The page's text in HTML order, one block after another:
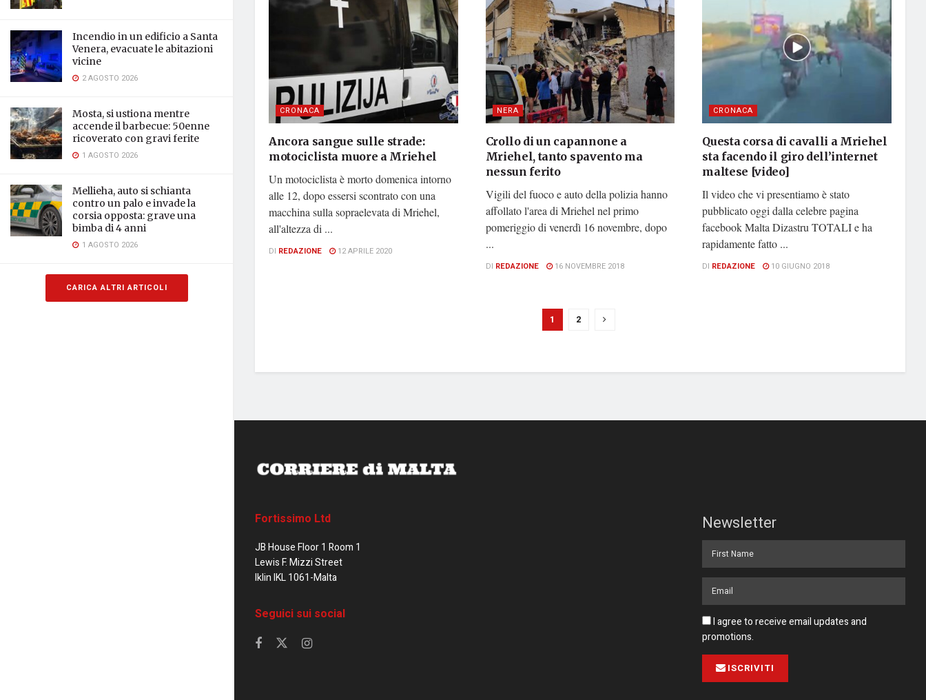
Incendio in un edificio a Santa
Venera, evacuate le abitazioni
vicine
2 AGOSTO 2026
Mosta, si ustiona mentre
accende il barbecue: 50enne
ricoverato con gravi ferite
1 AGOSTO 2026
Mellieha, auto si schianta
contro un palo e invade la
corsia opposta: grave una
bimba di 4 anni
1 AGOSTO 2026
CARICA ALTRI ARTICOLI
CRONACA
Ancora sangue sulle strade:
motociclista muore a Mriehel
Un motociclista è morto domenica intorno
alle 12, dopo essersi scontrato con una
macchina sulla sopraelevata di Mriehel,
all'altezza di ...
DI REDAZIONE 12 APRILE 2020
NERA
Crollo di un capannone a
Mriehel, tanto spavento ma
nessun ferito
Vigili del fuoco e auto della polizia hanno
affollato l'area di Mriehel nel primo
pomeriggio di venerdì 16 novembre, dopo
...
DI REDAZIONE 16 NOVEMBRE 2018
CRONACA
Questa corsa di cavalli a Mriehel
sta facendo il giro dell’internet
maltese [video]
Il video che vi presentiamo è stato
pubblicato oggi dalla celebre pagina
facebook Malta Dizastru TOTALI e ha
rapidamente fatto ...
DI REDAZIONE 10 GIUGNO 2018
1 2
Fortissimo Ltd
JB House Floor 1 Room 1
Lewis F. Mizzi Street
Iklin IKL 1061-Malta
Seguici sui social
Newsletter
I agree to receive email updates and
promotions.
ISCRIVITI